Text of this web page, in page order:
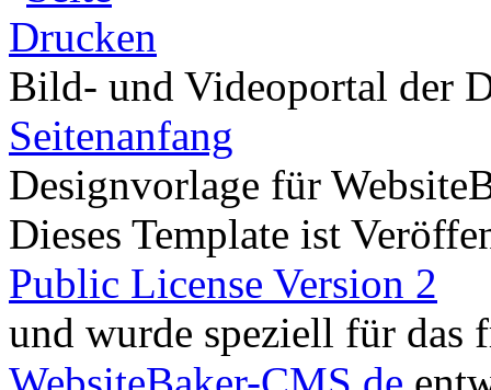
Bild- und Videoportal der
Seitenanfang
Designvorlage für
Dieses Template ist
Public License Version 2
und wurde speziell für das